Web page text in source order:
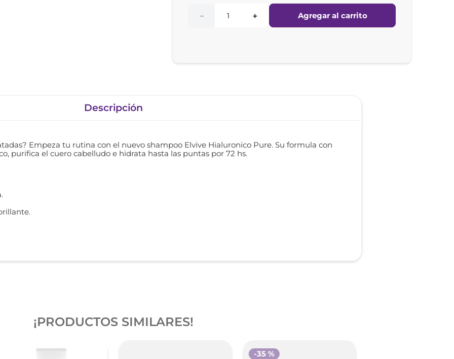
＋
－ Agregar al carrito
Descripción
Empeza tu rutina con el nuevo shampoo Elvive Hialuronico Pure. Su formula con
purifica el cuero cabelludo e hidrata hasta las puntas por 72 hs.
¡PRODUCTOS SIMILARES!
-35 %